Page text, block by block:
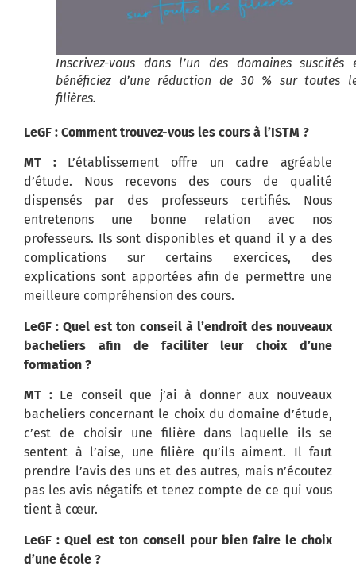
Inscrivez-vous dans l’un des domaines suscités
bénéficiez d’une réduction de 30 % sur toutes
filières.
LeGF : Comment trouvez-vous les cours à l’ISTM ?
MT :L’établissement offre un cadre agréable
d’étude. Nous recevons des cours de qualité
dispensés par des professeurs certifiés. Nous
entretenons une bonne relation avec nos
professeurs. Ils sont disponibles et quand il y a des
complications sur certains exercices, des
explications sont apportées afin de permettre une
meilleure compréhension des cours.
LeGF : Quel est ton conseil à l’endroit des nouveaux
bacheliers afin de faciliter leur choix d’une
formation ?
MT :Le conseil que j’ai à donner aux nouveaux
bacheliers concernant le choix du domaine d’étude,
c’est de choisir une filière dans laquelle ils se
sentent à l’aise, une filière qu’ils aiment. Il faut
prendre l’avis des uns et des autres, mais n’écoutez
pas les avis négatifs et tenez compte de ce qui vous
tient à cœur.
LeGF : Quel est ton conseil pour bien faire le choix
d’une école ?